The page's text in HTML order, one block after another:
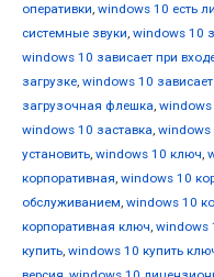
оперативки, windows 10 есть
системные звуки, windows 10
windows 10 зависает при
загрузке, windows 10
загрузочная флешка, windows
windows 10 заставка, windows
установить, windows 10 ключ,
корпоративная, windows 10
обслуживанием, windows 10
корпоративная ключ, windows
купить, windows 10 купить